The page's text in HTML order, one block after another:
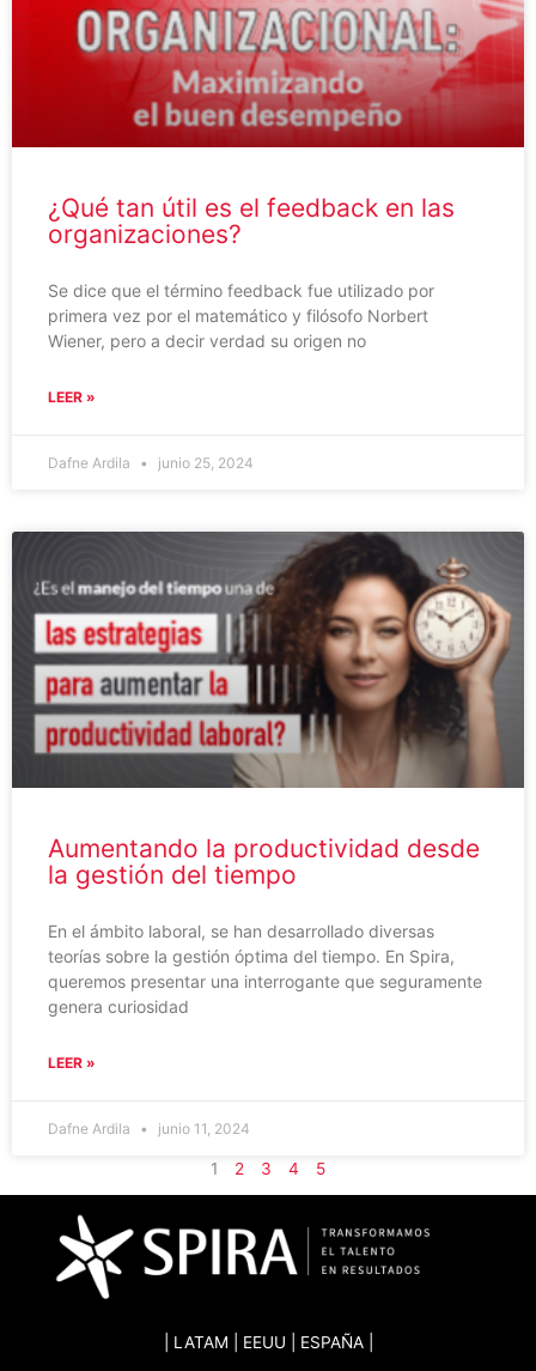
¿Qué tan útil es el feedback en las
organizaciones?
Se dice que el término feedback fue utilizado por
primera vez por el matemático y filósofo Norbert
Wiener, pero a decir verdad su origen no
LEER »
Dafne Ardila junio 25, 2024
Aumentando la productividad desde
la gestión del tiempo
En el ámbito laboral, se han desarrollado diversas
teorías sobre la gestión óptima del tiempo. En Spira,
queremos presentar una interrogante que seguramente
genera curiosidad
LEER »
Dafne Ardila junio 11, 2024
1 2 3 4 5
| LATAM | EEUU | ESPAÑA |